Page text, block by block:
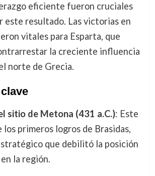
eficiente fueron cruciales
este resultado. Las victorias en
vitales para Esparta, que
la creciente influencia
norte de Grecia.
sitio de Metona (431 a.C.): Este
los primeros logros de Brasidas,
que debilitó la posición
la región.